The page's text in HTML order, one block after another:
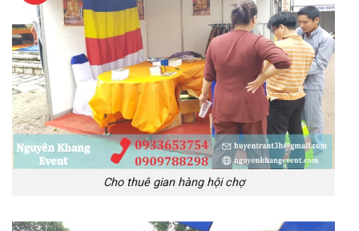
Cho thuê gian hàng hội chợ